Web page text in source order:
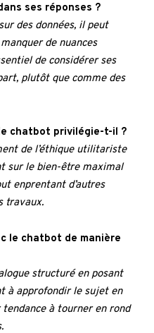
ses réponses ?
des données, il peut
de nuances
de considérer ses
plutôt que comme des
chatbot privilégie-t-il ?
de l’éthique utilitariste
sur le bien-être maximal
enprentant d’autres
travaux.
le chatbot de manière
structuré en posant
à approfondir le sujet en
à tourner en rond